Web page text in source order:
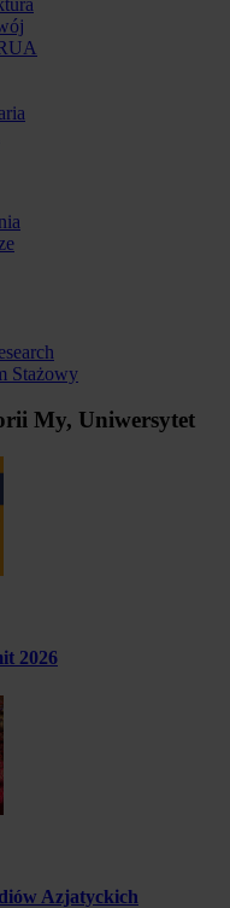
Stażowy
My, Uniwersytet
2026
Azjatyckich